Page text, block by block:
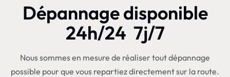
Dépannage disponible
24h/24 7j/7
Nous sommes en mesure de réaliser tout dépannage
possible pour que vous repartiez directement sur la route.